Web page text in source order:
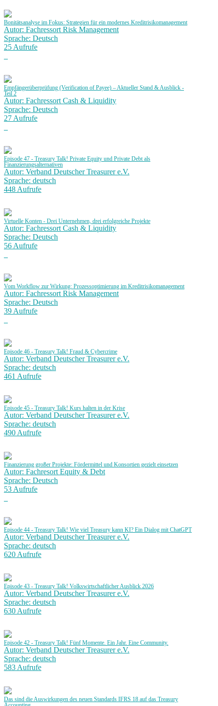
Bonitätsanalyse im Fokus: Strategien für ein modernes Kreditrisikomanagement
Autor: Fachressort Risk Management
Sprache: Deutsch
25 Aufrufe
Empfängerüberprüfung (Verification of Payee) – Aktueller Stand & Ausblick -
Teil 2
Autor: Fachressort Cash & Liquidity
Sprache: Deutsch
27 Aufrufe
Episode 47 - Treasury Talk! Private Equity und Private Debt als
Finanzierungsalternativen
Autor: Verband Deutscher Treasurer e.V.
Sprache: deutsch
448 Aufrufe
Virtuelle Konten - Drei Unternehmen, drei erfolgreiche Projekte
Autor: Fachressort Cash & Liquidity
Sprache: Deutsch
56 Aufrufe
Vom Workflow zur Wirkung: Prozessoptimierung im Kreditrisikomanagement
Autor: Fachressort Risk Management
Sprache: Deutsch
39 Aufrufe
Episode 46 - Treasury Talk! Fraud & Cybercrime
Autor: Verband Deutscher Treasurer e.V.
Sprache: deutsch
461 Aufrufe
Episode 45 - Treasury Talk! Kurs halten in der Krise
Autor: Verband Deutscher Treasurer e.V.
Sprache: deutsch
490 Aufrufe
Finanzierung großer Projekte: Fördermittel und Konsortien gezielt einsetzen
Autor: Fachresort Equity & Debt
Sprache: Deutsch
53 Aufrufe
Episode 44 - Treasury Talk! Wie viel Treasury kann KI? Ein Dialog mit ChatGPT
Autor: Verband Deutscher Treasurer e.V.
Sprache: deutsch
620 Aufrufe
Episode 43 - Treasury Talk! Volkswirtschaftlicher Ausblick 2026
Autor: Verband Deutscher Treasurer e.V.
Sprache: deutsch
630 Aufrufe
Episode 42 - Treasury Talk! Fünf Momente. Ein Jahr. Eine Community.
Autor: Verband Deutscher Treasurer e.V.
Sprache: deutsch
583 Aufrufe
Das sind die Auswirkungen des neuen Standards IFRS 18 auf das Treasury